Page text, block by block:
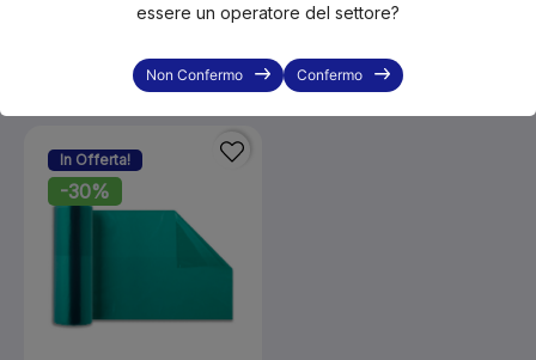
€13.20
(100pz) - Verde
Disponibilità immediata
In Offerta!
-30%
essere un operatore del settore?
Non Confermo Confermo